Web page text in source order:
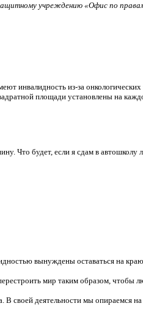
учреждению «Офис по
инвалидность из-за
площади установлены на
Что будет, если я сдам в
вынуждены оставаться на
мир таким образом, чтобы
своей деятельности мы опираемся